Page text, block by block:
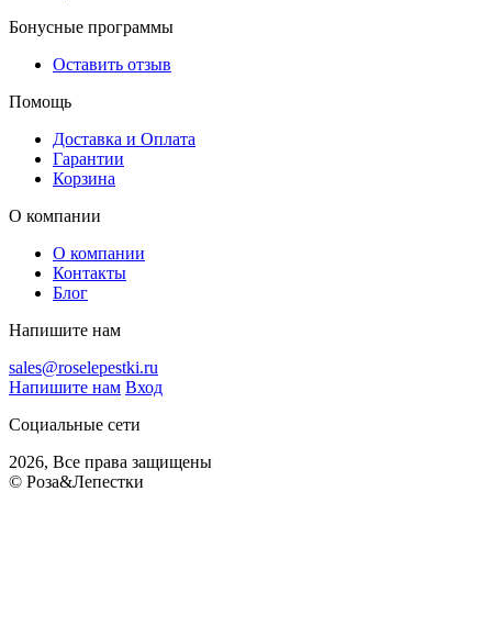
Бонусные программы
Оставить отзыв
Помощь
Доставка и Оплата
Гарантии
Корзина
О компании
О компании
Контакты
Блог
Напишите нам
sales@roselepestki.ru
Напишите нам Вход
Социальные сети
2026, Все права защищены
© Роза&Лепестки